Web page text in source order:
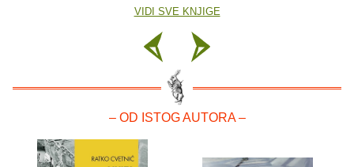
VIDI SVE KNJIGE
– OD ISTOG AUTORA –